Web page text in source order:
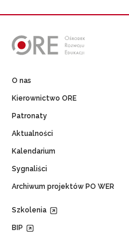
O nas
Kierownictwo ORE
Patronaty
Aktualności
Kalendarium
Sygnaliści
Archiwum projektów PO WER
Szkolenia
BIP